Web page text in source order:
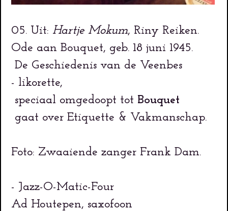
05. Uit: Hartje Mokum, Riny Reiken.
Ode aan Bouquet, geb. 18 juni 1945.
De Geschiedenis van de Veenbes
- likorette,
speciaal omgedoopt tot Bouquet
gaat over Etiquette & Vakmanschap.
Foto: Zwaaiende zanger Frank Dam.
- Jazz-O-Matic-Four
Ad Houtepen, saxofoon